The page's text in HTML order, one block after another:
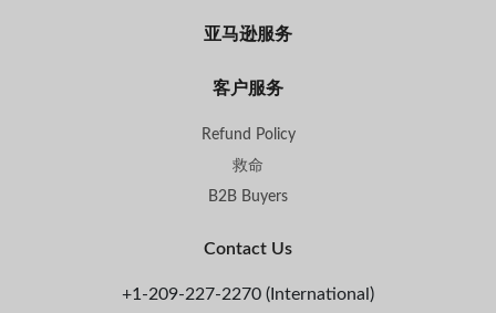
亚马逊服务
客户服务
Refund Policy
救命
B2B Buyers
Contact Us
+1-209-227-2270 (International)